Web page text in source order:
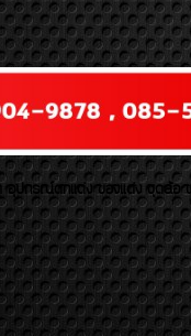
อุปกรณ์ตกแต่ง ของแต่ง ชุดล้อ